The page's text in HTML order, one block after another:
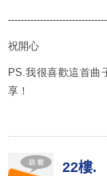
祝開心
PS.我很喜歡這首
享！
22樓.